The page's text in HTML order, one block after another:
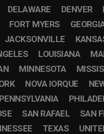
DELAWARE DENVER
FORT MYERS
JACKSONVILLE
LOUISIANA
MINNESOTA
NOVA IORQUE
PENNSYLVANIA
SAN RAFAEL SAN
TEXAS